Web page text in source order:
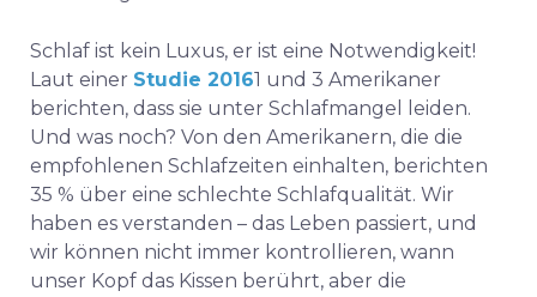
Schlaf ist kein Luxus, er ist eine Notwendigkeit!
Laut einer Studie 20161 und 3 Amerikaner
berichten, dass sie unter Schlafmangel leiden.
Und was noch? Von den Amerikanern, die die
empfohlenen Schlafzeiten einhalten, berichten
35 % über eine schlechte Schlafqualität. Wir
haben es verstanden – das Leben passiert, und
wir können nicht immer kontrollieren, wann
unser Kopf das Kissen berührt, aber die